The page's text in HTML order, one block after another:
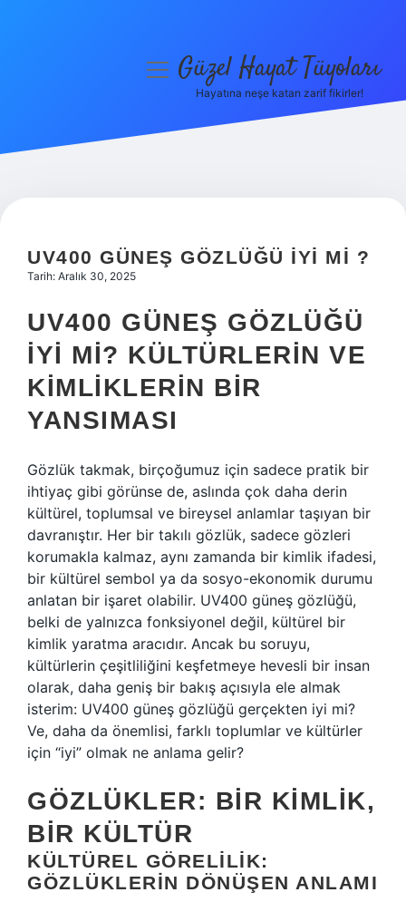
Hakkımızda
menüyüGüzel Hayat Tüyoları
Hayatına neşe katan zarif fikirler!
UV400 GÜNEŞ GÖZLÜĞÜ IYI MI ?
Tarih: Aralık 30, 2025
UV400 GÜNEŞ GÖZLÜĞÜ
İYI MI? KÜLTÜRLERIN VE
KIMLIKLERIN BIR
YANSIMASI
Gözlük takmak, birçoğumuz için sadece pratik bir
ihtiyaç gibi görünse de, aslında çok daha derin
kültürel, toplumsal ve bireysel anlamlar taşıyan bir
davranıştır. Her bir takılı gözlük, sadece gözleri
korumakla kalmaz, aynı zamanda bir kimlik ifadesi,
bir kültürel sembol ya da sosyo-ekonomik durumu
anlatan bir işaret olabilir. UV400 güneş gözlüğü,
belki de yalnızca fonksiyonel değil, kültürel bir
kimlik yaratma aracıdır. Ancak bu soruyu,
kültürlerin çeşitliliğini keşfetmeye hevesli bir insan
olarak, daha geniş bir bakış açısıyla ele almak
isterim: UV400 güneş gözlüğü gerçekten iyi mi?
Ve, daha da önemlisi, farklı toplumlar ve kültürler
için “iyi” olmak ne anlama gelir?
GÖZLÜKLER: BIR KIMLIK,
BIR KÜLTÜR
KÜLTÜREL GÖRELILIK:
GÖZLÜKLERIN DÖNÜŞEN ANLAMI